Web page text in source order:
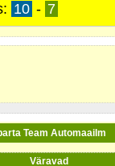
10 - 7
Team Automaailm
Väravad